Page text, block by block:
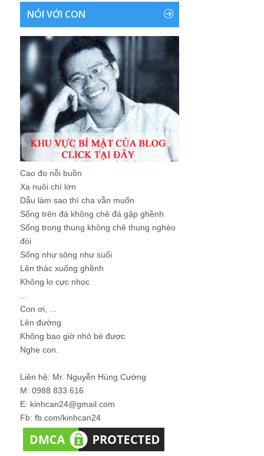
NÓI VỚI CON
Cao đo nỗi buồn
Xa nuôi chí lớn
Dẫu làm sao thì cha vẫn muốn
Sống trên đá không chê đá gập ghềnh
Sống trong thung không chê thung nghèo
đói
Sống như sông như suối
Lên thác xuống ghềnh
Không lo cực nhọc
Con ơi, ...
Lên đường
Không bao giờ nhỏ bé được
Nghe con.
Liên hệ: Mr. Nguyễn Hùng Cường
M: 0988 833 616
E: kinhcan24@gmail.com
Fb: fb.com/kinhcan24